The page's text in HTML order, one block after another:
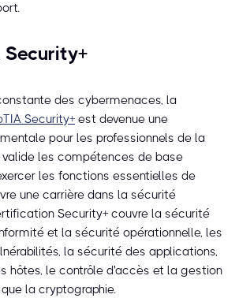
Security+
des cybermenaces, la
Security+ est devenue une
pour les professionnels de la
les compétences de base
les fonctions essentielles de
une carrière dans la sécurité
Security+ couvre la sécurité
et la sécurité opérationnelle, les
la sécurité des applications,
hôtes, le contrôle d'accès et la gestion
la cryptographie.